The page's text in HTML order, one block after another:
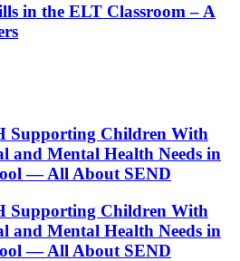
in the ELT Classroom – A
Supporting Children With
and Mental Health Needs in
— All About SEND
Supporting Children With
and Mental Health Needs in
— All About SEND